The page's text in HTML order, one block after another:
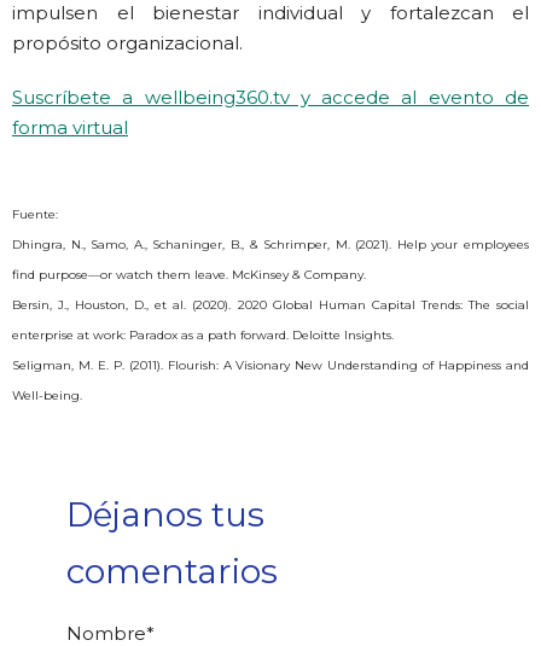
impulsen el bienestar individual y fortalezcan el
propósito organizacional.
Suscríbete a wellbeing360.tv y accede al evento de
forma virtual
Fuente:
Dhingra, N., Samo, A., Schaninger, B., & Schrimper, M. (2021). Help your employees
find purpose—or watch them leave. McKinsey & Company.
Bersin, J., Houston, D., et al. (2020). 2020 Global Human Capital Trends: The social
enterprise at work: Paradox as a path forward. Deloitte Insights.
Seligman, M. E. P. (2011). Flourish: A Visionary New Understanding of Happiness and
Well-being.
Déjanos tus
comentarios
Nombre*